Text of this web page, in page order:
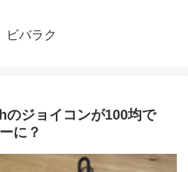
ビバラク
ジョイコンが100均で
に？